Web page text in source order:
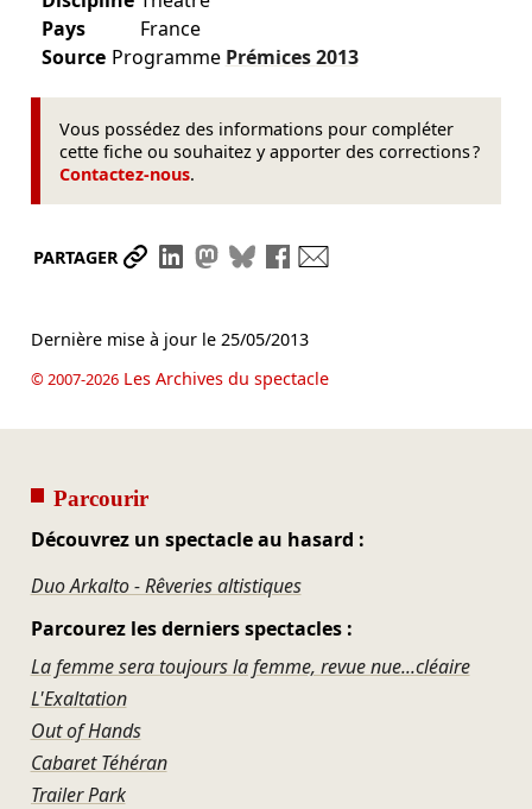
Pays
France
Source Programme Prémices2013
Vous possédez des informations pour compléter
cette fiche ou souhaitez y apporter des corrections ?
Contactez-nous.
PARTAGER Partager le lien
Partager sur LinkedIn
Partager sur Mastodon
Partager sur Bluesky
Partager sur Facebook
Dernière mise à jour le 25/05/2013
© 2007-2026Les Archives du spectacle
Parcourir
Découvrez un spectacle au hasard :
Duo Arkalto - Rêveries altistiques
Parcourez les derniers spectacles :
La femme sera toujours la femme, revue nue...cléaire
L'Exaltation
Out of Hands
Cabaret Téhéran
Trailer Park